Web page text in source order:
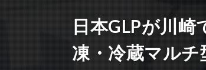
日本GLPが川
凍・冷蔵マル